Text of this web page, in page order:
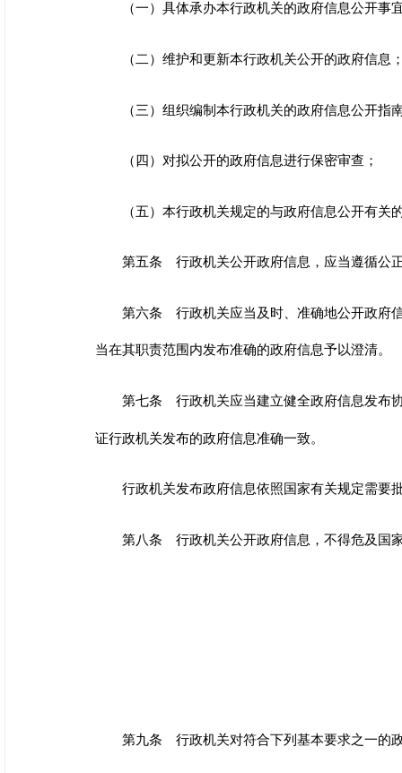
（一）具体承办本行政机关的政府信息公开事
（二）维护和更新本行政机关公开的政府信息
（三）组织编制本行政机关的政府信息公开
（四）对拟公开的政府信息进行保密审查；
（五）本行政机关规定的与政府信息公开有关
第五条 行政机关公开政府信息，应当遵循公
第六条 行政机关应当及时、准确地公开政府
当在其职责范围内发布准确的政府信息予以澄清。
第七条 行政机关应当建立健全政府信息发布
证行政机关发布的政府信息准确一致。
行政机关发布政府信息依照国家有关规定需要
第八条 行政机关公开政府信息，不得危及国
第九条 行政机关对符合下列基本要求之一的